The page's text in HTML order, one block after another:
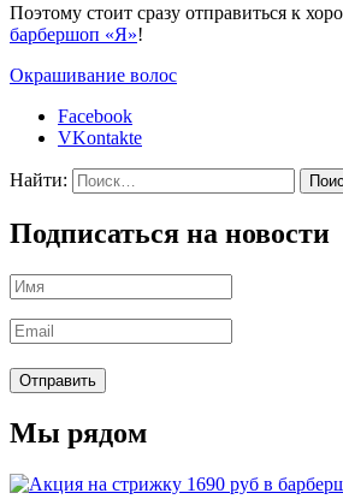
Поэтому стоит сразу отправиться к
барбершоп «Я»!
Окрашивание волос
Facebook
VKontakte
Найти:
Подписаться на новости
Мы рядом